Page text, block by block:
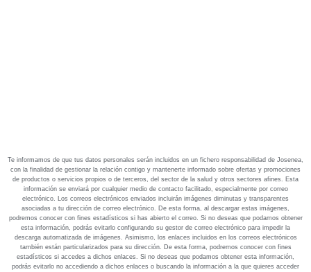
Te informamos de que tus datos personales serán incluidos en un fichero responsabilidad de Josenea,
con la finalidad de gestionar la relación contigo y mantenerte informado sobre ofertas y promociones
de productos o servicios propios o de terceros, del sector de la salud y otros sectores afines. Esta
información se enviará por cualquier medio de contacto facilitado, especialmente por correo
electrónico. Los correos electrónicos enviados incluirán imágenes diminutas y transparentes
asociadas a tu dirección de correo electrónico. De esta forma, al descargar estas imágenes,
podremos conocer con fines estadísticos si has abierto el correo. Si no deseas que podamos obtener
esta información, podrás evitarlo configurando su gestor de correo electrónico para impedir la
descarga automatizada de imágenes. Asimismo, los enlaces incluidos en los correos electrónicos
también están particularizados para su dirección. De esta forma, podremos conocer con fines
estadísticos si accedes a dichos enlaces. Si no deseas que podamos obtener esta información,
podrás evitarlo no accediendo a dichos enlaces o buscando la información a la que quieres acceder